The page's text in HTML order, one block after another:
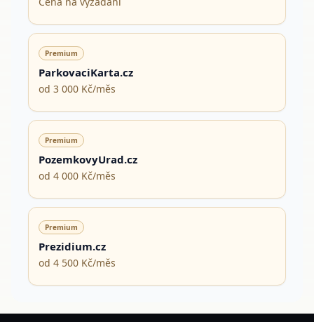
Premium
ParkovaciKarta.cz
od 3 000 Kč/měs
Premium
PozemkovyUrad.cz
od 4 000 Kč/měs
Premium
Prezidium.cz
od 4 500 Kč/měs